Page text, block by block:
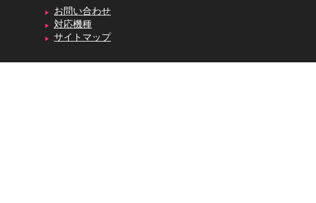
お問い合わせ
対応機種
サイトマップ